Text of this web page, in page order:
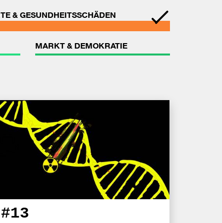
& GESUNDHEITSSCHÄDEN
MARKT & DEMOKRATIE
#13